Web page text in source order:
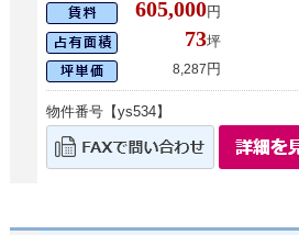
605,000円
73坪
8,287 円
物件番号【ys534】